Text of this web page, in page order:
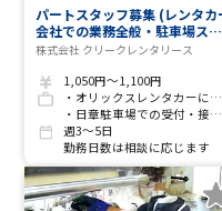
パートスタッフ募集 (レンタカー
会社での業務全般・駐車場スタ
ッフ)
株式会社 クリークレンタリース
1,050円～1,100円
・オリックスレンタカーに関する業務全般
・日章駐車場での受付・接客・駐車場から空港までの送迎
週3～5日
勤務日数は相談に応じます